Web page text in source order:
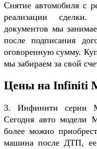
Снятие автомобиля с
реализации
документов мы
после подписания
оговоренную сумму.
мы забираем за свой
Цены на Infiniti
3. Инфинити серии
Сегодня авто модели
более можно
машина после ДТП, ее